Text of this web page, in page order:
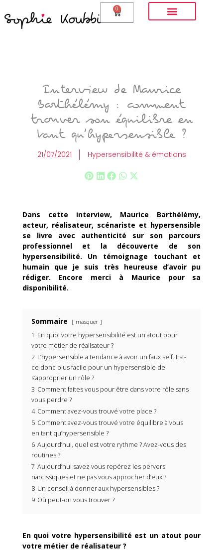
au
contenu
0
Panier
Interview de Maurice
Barthélémy : comment
trouver son équilibre en
tant qu’hypersensible ?
21/07/2021 Hypersensibilité & émotions
Dans cette interview, Maurice Barthélémy,
acteur, réalisateur, scénariste et hypersensible
se livre avec authenticité sur son parcours
professionnel et la découverte de son
hypersensibilité. Un témoignage touchant et
humain que je suis très heureuse d’avoir pu
rédiger. Encore merci à Maurice pour sa
disponibilité.
Sommaire masquer
1 En quoi votre hypersensibilité est un atout pour
votre métier de réalisateur ?
2 L’hypersensible a tendance à avoir un faux self. Est-
ce donc plus facile pour un hypersensible de
s’approprier un rôle ?
3 Comment faites vous pour être dans votre rôle sans
vous perdre ?
4 Comment avez-vous trouvé votre place ?
5 Comment avez-vous trouvé votre équilibre à vous
en tant qu’hypersensible ?
6 Aujourd’hui, quel est votre rythme ? Avez-vous des
routines ?
7 Aujourd’hui savez vous repérez les pervers
narcissiques et ne pas vous approcher d’eux ?
8 Un conseil à donner aux hypersensibles ?
9 Où peut-on vous trouver ?
En quoi votre hypersensibilité est un atout pour
votre métier de réalisateur ?